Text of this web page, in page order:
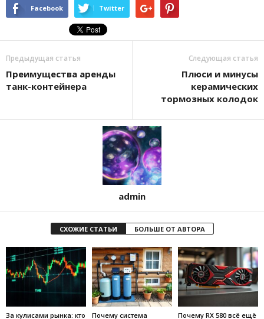
Facebook Twitter
Предыдущая статья
Преимущества аренды
танк-контейнера
Следующая статья
Плюси и минусы
керамических
тормозных колодок
admin
СХОЖИЕ СТАТЬИ БОЛЬШЕ ОТ АВТОРА
За кулисами рынка: кто Почему система Почему RX 580 всё ещё